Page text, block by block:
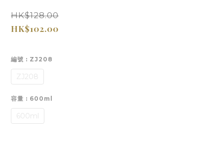
HK$128.00
HK$102.00
編號 : ZJ208
ZJ208
容量 : 600ml
600ml